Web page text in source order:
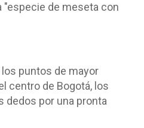
"especie de meseta con
los puntos de mayor
centro de Bogotá, los
dedos por una pronta